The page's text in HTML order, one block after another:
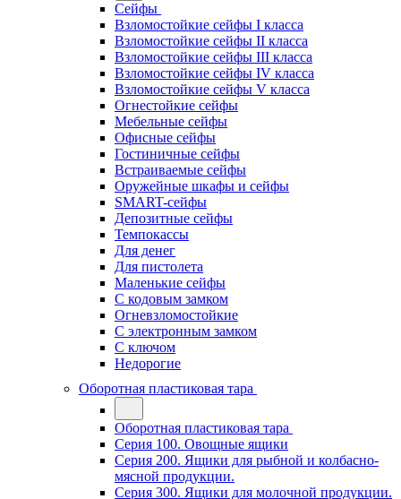
Сейфы
Взломостойкие сейфы I класса
Взломостойкие сейфы II класса
Взломостойкие сейфы III класса
Взломостойкие сейфы IV класса
Взломостойкие сейфы V класса
Огнестойкие сейфы
Мебельные сейфы
Офисные сейфы
Гостиничные сейфы
Встраиваемые сейфы
Оружейные шкафы и сейфы
SMART-сейфы
Депозитные сейфы
Темпокассы
Для денег
Для пистолета
Маленькие сейфы
С кодовым замком
Огневзломостойкие
С электронным замком
С ключом
Недорогие
Оборотная пластиковая тара
Оборотная пластиковая тара
Серия 100. Овощные ящики
Серия 200. Ящики для рыбной и колбасно-
мясной продукции.
Серия 300. Ящики для молочной продукции.